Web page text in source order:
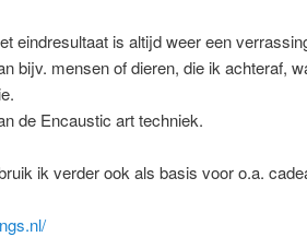
eindresultaat is altijd weer een
bijv. mensen of dieren, die ik achteraf,
de Encaustic art techniek.
ik verder ook als basis voor o.a.